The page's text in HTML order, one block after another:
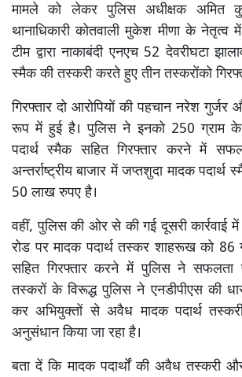
मामले को लेकर पुलिस अधीक्षक अमित
थानाधिकारी कोतवाली मुकेश मीणा के नेतृत्व
टीम द्वारा नाकाबंदी एनएच 52 देवरीघटा
स्मैक की तस्करी करते हुए तीन तस्करोंको
गिरफ्तार दो आरोपियों की पहचान नरेश गुर्जर
रूप में हुई है। पुलिस ने इनको 250 ग्राम
पदार्थ स्मैक सहित गिरफ्तार करने में
अन्तर्राष्ट्रीय बाजार में जप्तशुदा मादक
50 लाख रुपए है।
वहीं, पुलिस की ओर से की गई दूसरी कार्रवाई
रोड पर मादक पदार्थ तस्कर शाहरूख को
सहित गिरफ्तार करने में पुलिस ने सफलता
तस्करों के विरूद्ध पुलिस ने एनडीपीएस की
कर अभियुक्तों से अवैध मादक पदार्थ
अनुसंधान किया जा रहा है।
बता दें कि मादक पदार्थों की अवैध तस्करी